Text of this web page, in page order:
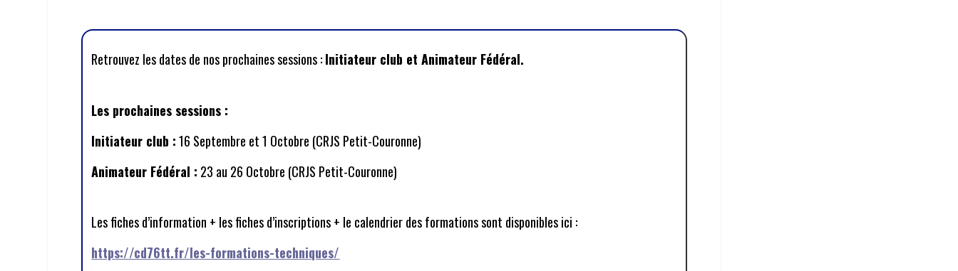
Retrouvez les dates de nos prochaines sessions :Initiateur club et Animateur Fédéral.
Les prochaines sessions :
Initiateur club :16 Septembre et 1 Octobre (CRJS Petit-Couronne)
Animateur Fédéral : 23 au 26 Octobre (CRJS Petit-Couronne)
Les fiches d’information + les fiches d’inscriptions + le calendrier des formations sont disponibles ici :
https://cd76tt.fr/les-formations-techniques/